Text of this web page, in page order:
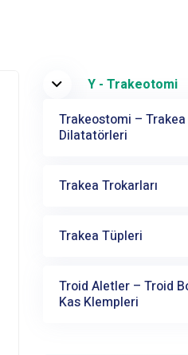
Y - Trakeotomi
Trakeostomi – Trakea
Dilatatörleri
Trakea Trokarları
Trakea Tüpleri
Troid Aletler – Troid
Kas Klempleri